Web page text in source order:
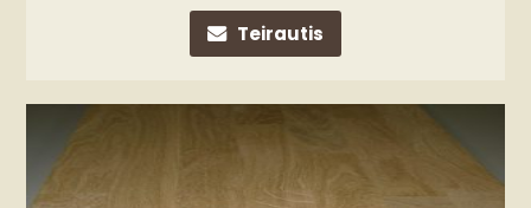
Teirautis